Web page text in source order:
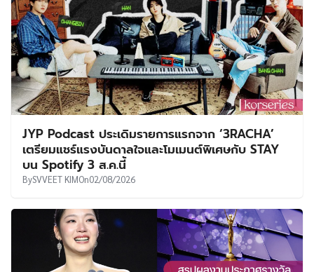
JYP Podcast ประเดิมรายการแรกจาก ‘3RACHA’
เตรียมแชร์แรงบันดาลใจและโมเมนต์พิเศษกับ STAY
บน Spotify 3 ส.ค.นี้
BySVVEET KIMOn02/08/2026